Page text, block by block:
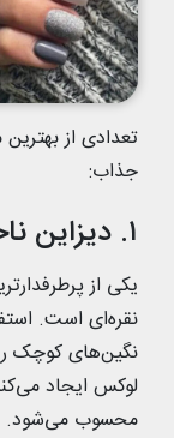
تعدادی از
جذاب:
۱. دیزاین ناخن طوسی با ترکیب نقره‌ای
یکی از
نقره‌ای است.
نگین‌های کوچک
لوکس ایجاد
محسوب می‌شود.